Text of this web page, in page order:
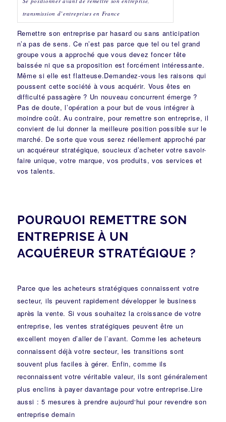
transmission d’entreprises en France
Remettre son entreprise par hasard ou sans anticipation
n’a pas de sens. Ce n’est pas parce que tel ou tel grand
groupe vous a approché que vous devez foncer tête
baissée ni que sa proposition est forcément intéressante.
Même si elle est flatteuse.Demandez-vous les raisons qui
poussent cette société à vous acquérir. Vous êtes en
difficulté passagère ? Un nouveau concurrent émerge ?
Pas de doute, l’opération a pour but de vous intégrer à
moindre coût. Au contraire, pour remettre son entreprise, il
convient de lui donner la meilleure position possible sur le
marché. De sorte que vous serez réellement approché par
un acquéreur stratégique, soucieux d’acheter votre savoir-
faire unique, votre marque, vos produits, vos services et
vos talents.
POURQUOI REMETTRE SON
ENTREPRISE À UN
ACQUÉREUR STRATÉGIQUE ?
Parce que les acheteurs stratégiques connaissent votre
secteur, ils peuvent rapidement développer le business
après la vente. Si vous souhaitez la croissance de votre
entreprise, les ventes stratégiques peuvent être un
excellent moyen d’aller de l’avant. Comme les acheteurs
connaissent déjà votre secteur, les transitions sont
souvent plus faciles à gérer. Enfin, comme ils
reconnaissent votre véritable valeur, ils sont généralement
plus enclins à payer davantage pour votre entreprise.Lire
aussi : 5 mesures à prendre aujourd‘hui pour revendre son
entreprise demain